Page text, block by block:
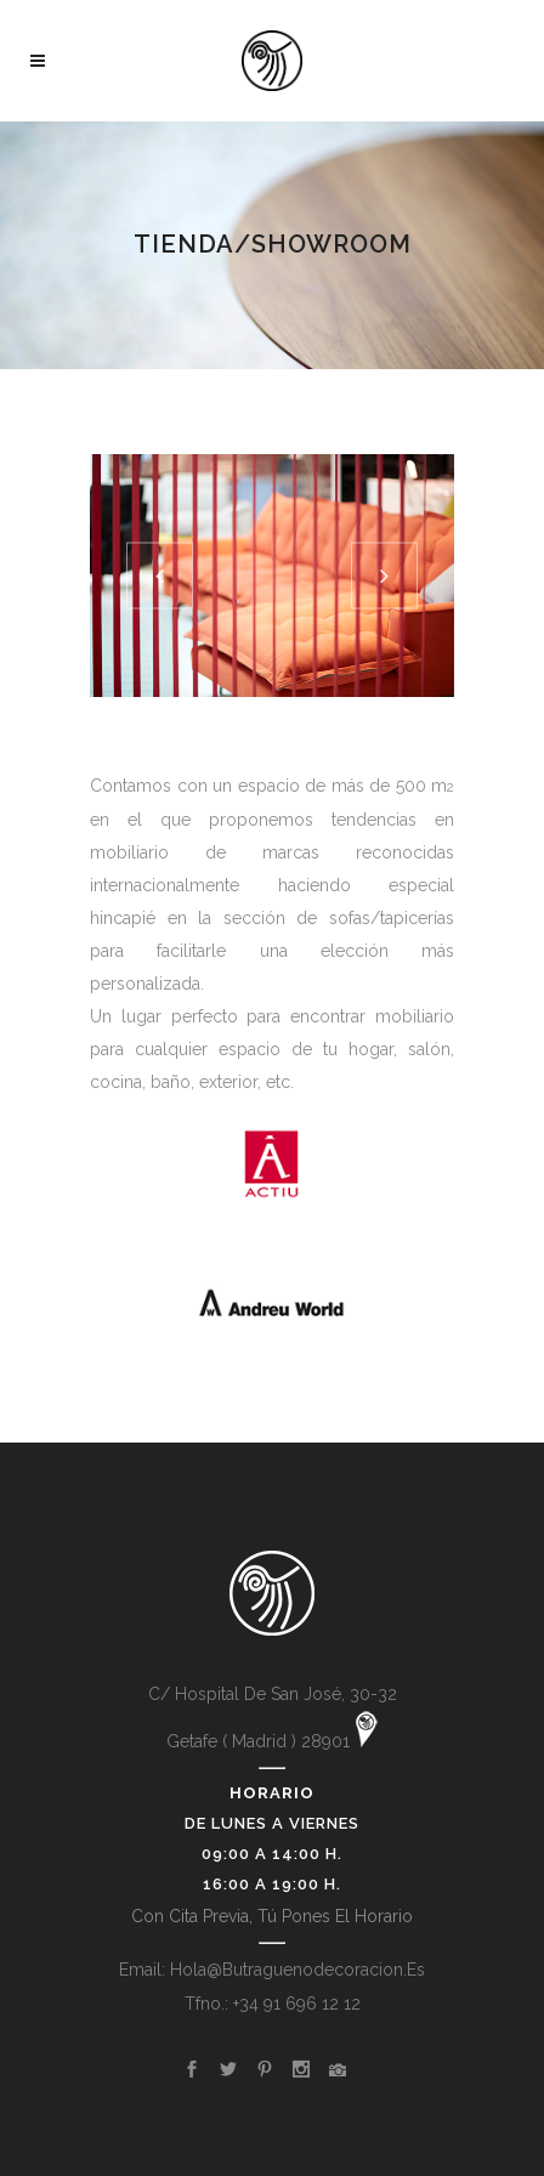
TIENDA/SHOWROOM
Contamos con un espacio de más de 500 m2
en el que proponemos tendencias en
mobiliario de marcas reconocidas
internacionalmente haciendo especial
hincapié en la sección de sofas/tapicerías
para facilitarle una elección más
personalizada.
Un lugar perfecto para encontrar mobiliario
para cualquier espacio de tu hogar, salón,
cocina, baño, exterior, etc.
C/ Hospital De San José, 30-32
Getafe ( Madrid ) 28901
HORARIO
DE LUNES A VIERNES
09:00 A 14:00 H.
16:00 A 19:00 H.
Con Cita Previa, Tú Pones El Horario
Email: Hola@butraguenodecoracion.es
Tfno.: +34 91 696 12 12